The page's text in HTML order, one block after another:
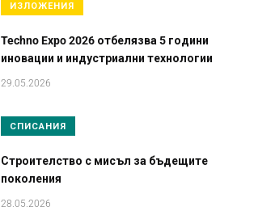
ИЗЛОЖЕНИЯ
Techno Expo 2026 отбелязва 5 години
иновации и индустриални технологии
29.05.2026
СПИСАНИЯ
Строителство с мисъл за бъдещите
поколения
28.05.2026